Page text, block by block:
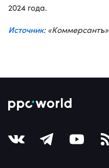
2024 года.
Источник: «Коммерсантъ»